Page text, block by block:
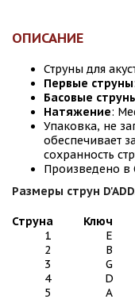
ОПИСАНИЕ
Струны для
Первые струны
Басовые
Натяжение:
Упаковка, не
обеспечивает
сохранность
Произведено
Размеры струн
Струна Ключ
1
E
2
B
3
G
4
D
5
A